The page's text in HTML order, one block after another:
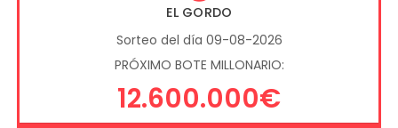
EL GORDO
Sorteo del día 09-08-2026
PRÓXIMO BOTE MILLONARIO:
12.600.000€